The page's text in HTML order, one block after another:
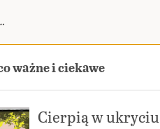
ważne i ciekawe
Cierpią w ukryciu